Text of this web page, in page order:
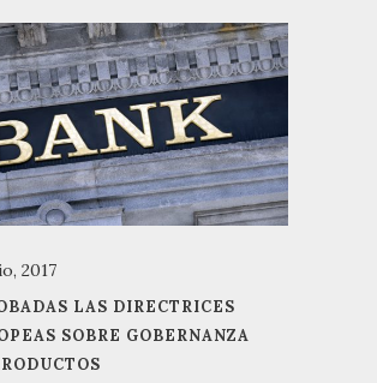
2017
LAS DIRECTRICES
SOBRE GOBERNANZA